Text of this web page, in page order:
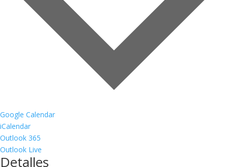
Google Calendar
iCalendar
Outlook 365
Outlook Live
Detalles